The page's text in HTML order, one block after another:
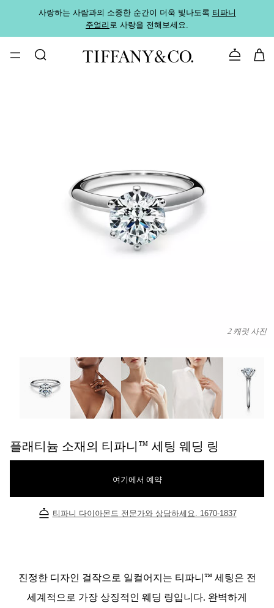
사랑하는 사람과의 소중한 순간이 더욱 빛나도록 티파니
주얼리로 사랑을 전해보세요.
문의하기
플래티늄 소재의 티파니™ 세팅 웨딩 링 이미지 번호 0
2 캐럿 사진
플래티늄 소재의 티파니™ 세팅 웨딩 링
여기에서 예약
티파니 다이아몬드 전문가와 상담하세요. 1670-1837
진정한 디자인 걸작으로 일컬어지는 티파니™ 세팅은 전
세계적으로 가장 상징적인 웨딩 링입니다. 완벽하게